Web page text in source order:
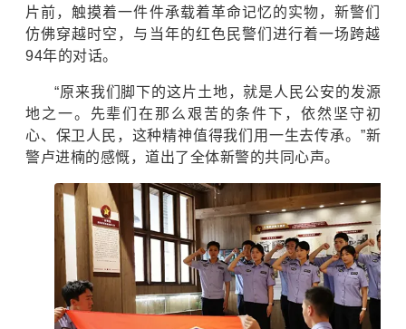
片前，触摸着一件件承载着革命记忆的实物，新警们
仿佛穿越时空，与当年的红色民警们进行着一场跨越
94年的对话。
“原来我们脚下的这片土地，就是人民公安的发源
地之一。先辈们在那么艰苦的条件下，依然坚守初
心、保卫人民，这种精神值得我们用一生去传承。”新
警卢进楠的感慨，道出了全体新警的共同心声。